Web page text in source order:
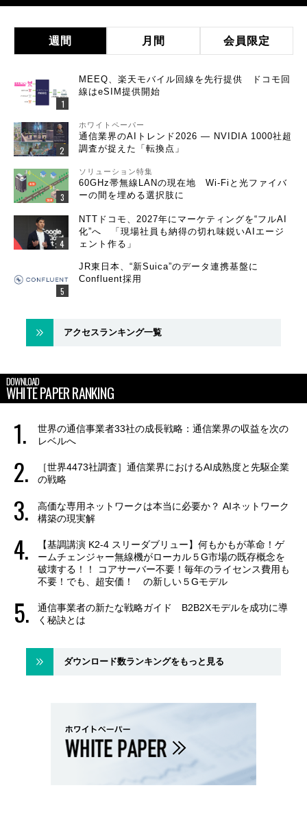
週間 月間 会員限定
MEEQ、楽天モバイル回線を先行提供 ドコモ回
線はeSIM提供開始
ホワイトペーパー
通信業界のAIトレンド2026 ― NVIDIA 1000社超
調査が捉えた「転換点」
ソリューション特集
60GHz帯無線LANの現在地 Wi-Fiと光ファイバ
ーの間を埋める選択肢に
NTTドコモ、2027年にマーケティングを“フルAI
化”へ 「現場社員も納得の切れ味鋭いAIエージ
ェント作る」
JR東日本、“新Suica”のデータ連携基盤に
Confluent採用
アクセスランキング一覧
DOWNLOAD
WHITE PAPER RANKING
世界の通信事業者33社の成長戦略：通信業界の収益を次の
レベルへ
［世界4473社調査］通信業界におけるAI成熟度と先駆企業
の戦略
高価な専用ネットワークは本当に必要か？ AIネットワーク
構築の現実解
【基調講演 K2-4 スリーダブリュー】何もかもが革命！ゲ
ームチェンジャー無線機がローカル５G市場の既存概念を
破壊する！！ コアサーバー不要！毎年のライセンス費用も
不要！でも、超安価！ の新しい５Gモデル
通信事業者の新たな戦略ガイド B2B2Xモデルを成功に導
く秘訣とは
ダウンロード数ランキングをもっと見る